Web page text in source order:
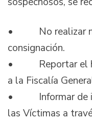
• No realizar
consignación.
• Reportar el
a la Fiscalía
• Informar de
las Víctimas a